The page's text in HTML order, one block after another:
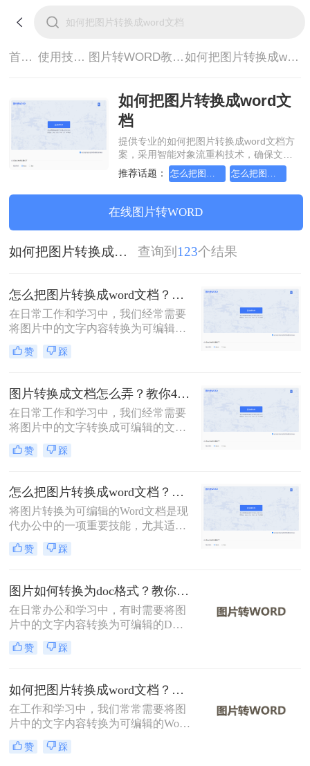
首页> 使用技巧> 图片转WORD教程> 如何把图片转换成word文档
如何把图片转换成word文
档
提供专业的如何把图片转换成word文档方
案，采用智能对象流重构技术，确保文档
1:1高保真还原且排版不乱码。支持一键批
量处理，全链路 SSL 加密保障隐私安全。
助您快速实现如何把图片转换成word文
档，无需安装，高效办公。
推荐话题：
在线图片转WORD
如何把图片转换成word文档 查询到 123个结果
怎么把图片转换成word文档？这三个方法帮你轻松解决！
在日常工作和学习中，我们经常需要
将图片中的文字内容转换为可编辑的
Word文档。这一需求可以通过多种方
法实现，每种方法都有其独特的优势
word文档呢？本文将详细介绍三种常
用的图片转Word文档的方法，并探讨
其优缺点，同时推荐一些实用的工
具。
赞 踩
图片转换成文档怎么弄？教你4种方法！
在日常工作和学习中，我们经常需要
将图片中的文字转换成可编辑的文档
格式。无论是为了编辑、保存还是分
享，将图片转换成文档都是一个非常
么弄呢？本文将介绍四种将图片转换
成文档的方法。
赞 踩
怎么把图片转换成word文档？梳理3种主流转换方法！
将图片转换为可编辑的Word文档是现
代办公中的一项重要技能，尤其适用
于处理扫描件、截图或照片中的文字
内容。那么怎么把图片转换成word文
法，助您精准选择最佳方案。
赞 踩
图片如何转换为doc格式？教你3种高效转换方法！
在日常办公和学习中，有时需要将图
片中的文字内容转换为可编辑的DOC
格式文档。那么图片如何转换为doc
格式呢？本文将介绍三种将图片转换
赞 踩
如何把图片转换成word文档？这二个方法学会省时省力！
在工作和学习中，我们常常需要将图
片中的文字内容转换为可编辑的Word
文档。这可能是为了编辑图片中的文
本、保存信息以便分享，或将手写笔
赞 踩